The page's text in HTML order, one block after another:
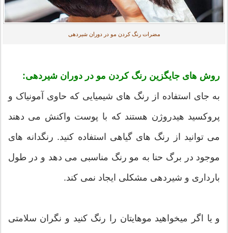
مضرات رنگ کردن مو در دوران شیردهی
روش های جایگزین رنگ کردن مو در دوران شیردهی:
به جای استفاده از رنگ های شیمیایی که حاوی آمونیاک و
پروکسید هیدروژن هستند که با پوست واکنش می دهند
می توانید از رنگ های گیاهی استفاده کنید. رنگدانه های
موجود در برگ حنا به مو رنگ مناسبی می دهد و در طول
بارداری و شیردهی مشکلی ایجاد نمی کند.
و یا اگر میخواهید موهایتان را رنگ کنید و نگران سلامتی